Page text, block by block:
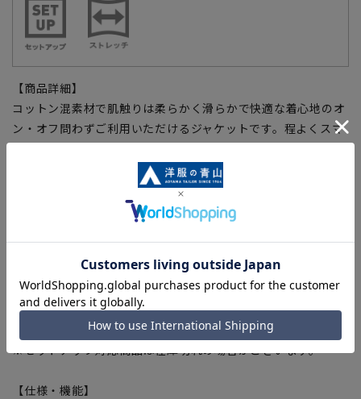
【商品詳細】
コットン混素材で肌触りは柔らかく滑らかで快適な着心地のオ
ン・オフ問わずご利用いただけるジャケットです。程よくスマ
ートに仕上げたジャケットはビジネスから普段使いまで幅広く
活躍、別売りの共生地スラックスを合わせたスーツスタイルか
らカジュアルライクな着こなしまで、コーディネートをお楽し
■こちらはジャケットのみ販売となります。
セットアップ対応商品と組み合わせいただくことでスーツとし
て着用いただけます。
スラックス：PT22FM02
※セットアップ対応商品は在庫切れの場合がございます。
【仕様・機能】